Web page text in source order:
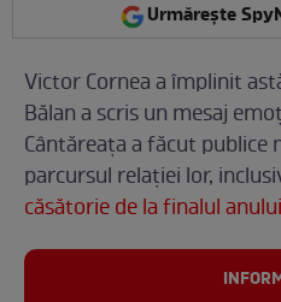
Urmărește
Victor Cornea a împlinit
Bălan a scris un mesaj
Cântăreața a făcut
parcursul relației lor,
căsătorie de la finalul